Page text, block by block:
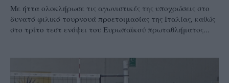
Mε ήττα ολοκλήρωσε τις αγωνιστικές της υποχρώσεις στο
δυνατό φιλικό τουρνουά προετοιμασίας της Ιταλίας, καθώς
στο τρίτο τεστ ενόψει του Ευρωπαϊκού πρωταθλήματος...